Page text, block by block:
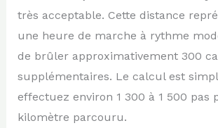
très acceptable. Cette distance
une heure de marche à rythme
de brûler approximativement 300
supplémentaires. Le calcul est
effectuez environ 1 300 à 1 500 pas
kilomètre parcouru.